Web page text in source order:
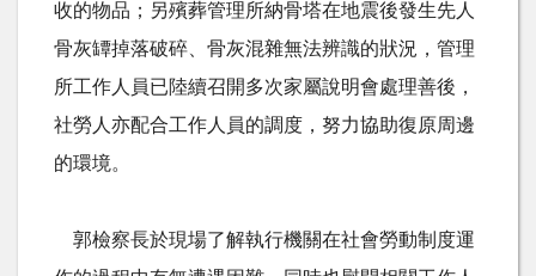
收的物品；另殯葬管理所納骨塔在地震後發生先人
骨灰罈掉落破碎、骨灰混雜無法辨識的狀況，管理
所工作人員已陸續召開多次家屬說明會處理善後，
社勞人亦配合工作人員的調度，努力協助復原周邊
的環境。
郭檢察長於現場了解執行機關在社會勞動制度運